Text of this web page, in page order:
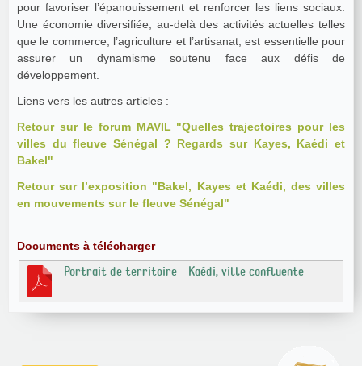
pour favoriser l’épanouissement et renforcer les liens sociaux.
Une économie diversifiée, au-delà des activités actuelles telles
que le commerce, l’agriculture et l’artisanat, est essentielle pour
assurer un dynamisme soutenu face aux défis de
développement.
Liens vers les autres articles :
Retour sur le forum MAVIL "Quelles trajectoires pour les
villes du fleuve Sénégal ? Regards sur Kayes, Kaédi et
Bakel"
Retour sur l’exposition "Bakel, Kayes et Kaédi, des villes
en mouvements sur le fleuve Sénégal"
Documents à télécharger
Portrait de territoire - Kaédi, ville confluente